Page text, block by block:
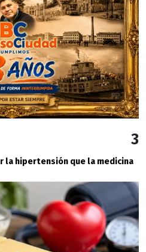
3
la hipertensión que la medicina